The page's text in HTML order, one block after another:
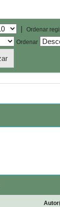
|
Ordenar
Ordenar